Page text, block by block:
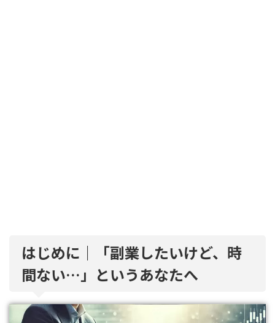
はじめに｜「副業したいけど、時
間ない…」というあなたへ